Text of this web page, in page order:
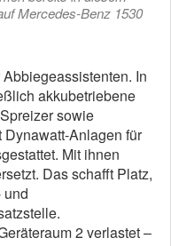
Mercedes-Benz 1530
In
akkubetriebene
sowie
Anlagen für
Mit ihnen
Das schafft Platz,
und
2 verlastet –